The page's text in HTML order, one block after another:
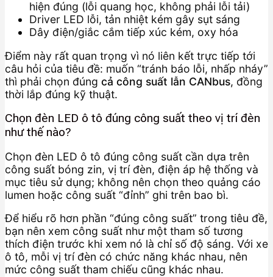
hiện đúng (lỗi quang học, không phải lỗi tải)
Driver LED lỗi, tản nhiệt kém gây sụt sáng
Dây điện/giắc cắm tiếp xúc kém, oxy hóa
Điểm này rất quan trọng vì nó liên kết trực tiếp tới
câu hỏi của tiêu đề: muốn “tránh báo lỗi, nhấp nháy”
thì phải chọn đúng cả công suất lẫn CANbus, đồng
thời lắp đúng kỹ thuật.
Chọn đèn LED ô tô đúng công suất theo vị trí đèn
như thế nào?
Chọn đèn LED ô tô đúng công suất cần dựa trên
công suất bóng zin, vị trí đèn, điện áp hệ thống và
mục tiêu sử dụng; không nên chọn theo quảng cáo
lumen hoặc công suất “đỉnh” ghi trên bao bì.
Để hiểu rõ hơn phần “đúng công suất” trong tiêu đề,
bạn nên xem công suất như một tham số tương
thích điện trước khi xem nó là chỉ số độ sáng. Với xe
ô tô, mỗi vị trí đèn có chức năng khác nhau, nên
mức công suất tham chiếu cũng khác nhau.